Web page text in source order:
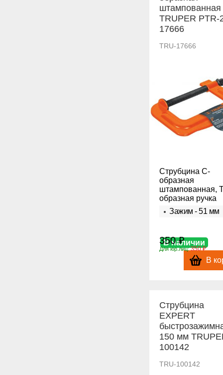
штампованная
TRUPER PTR-
17666
TRU-17666
Струбцина С-
образная
штампованная,
образная ручка
Зажим - 51 мм
В наличии
350 ₽
Для юр.лиц:350 ₽
В
Струбцина
EXPERT
150 мм
100142
TRU-100142